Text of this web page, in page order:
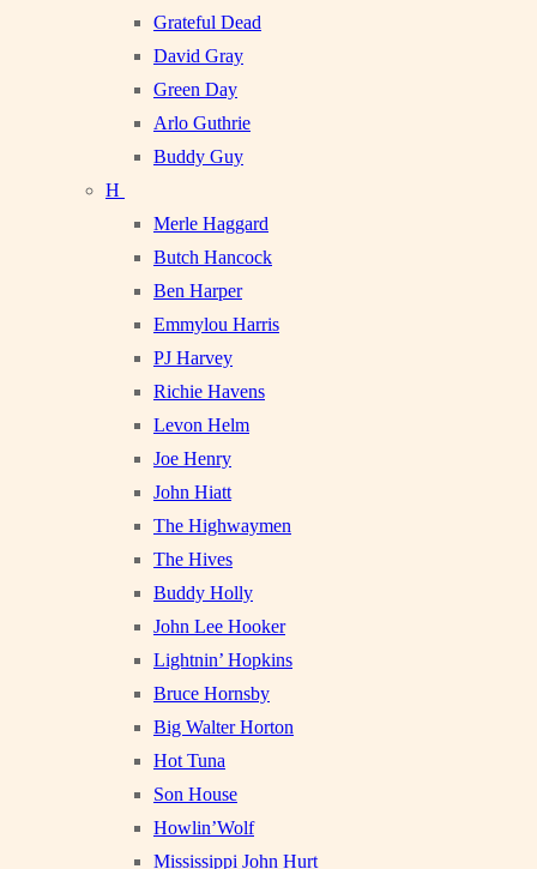
Grateful Dead
David Gray
Green Day
Arlo Guthrie
Buddy Guy
H
Merle Haggard
Butch Hancock
Ben Harper
Emmylou Harris
PJ Harvey
Richie Havens
Levon Helm
Joe Henry
John Hiatt
The Highwaymen
The Hives
Buddy Holly
John Lee Hooker
Lightnin’ Hopkins
Bruce Hornsby
Big Walter Horton
Hot Tuna
Son House
Howlin’Wolf
Mississippi John Hurt